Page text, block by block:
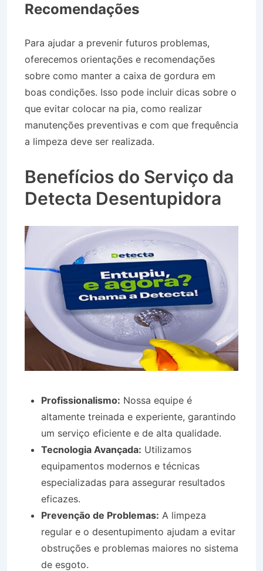
Recomendações
Para ajudar a prevenir futuros problemas,
oferecemos orientações e recomendações
sobre como manter a caixa de gordura em
boas condições. Isso pode incluir dicas sobre o
que evitar colocar na pia, como realizar
manutenções preventivas e com que frequência
a limpeza deve ser realizada.
Benefícios do Serviço da
Detecta Desentupidora
Profissionalismo: Nossa equipe é
altamente treinada e experiente, garantindo
um serviço eficiente e de alta qualidade.
Tecnologia Avançada: Utilizamos
equipamentos modernos e técnicas
especializadas para assegurar resultados
eficazes.
Prevenção de Problemas: A limpeza
regular e o desentupimento ajudam a evitar
obstruções e problemas maiores no sistema
de esgoto.